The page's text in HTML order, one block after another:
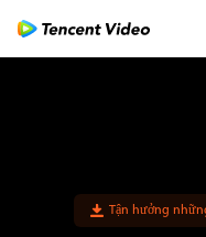
Tận hưởng